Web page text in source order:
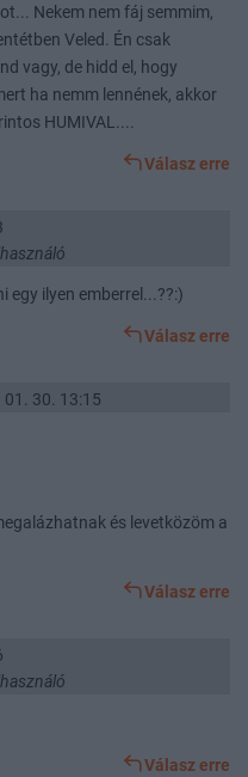
Nekem nem fáj semmim,
Veled. Én csak
vagy, de hidd el, hogy
ha nemm lennének, akkor
HUMIVAL....
Válasz erre
ilyen emberrel...??:)
Válasz erre
01. 30. 13:15
és levetközöm a
Válasz erre
Válasz erre